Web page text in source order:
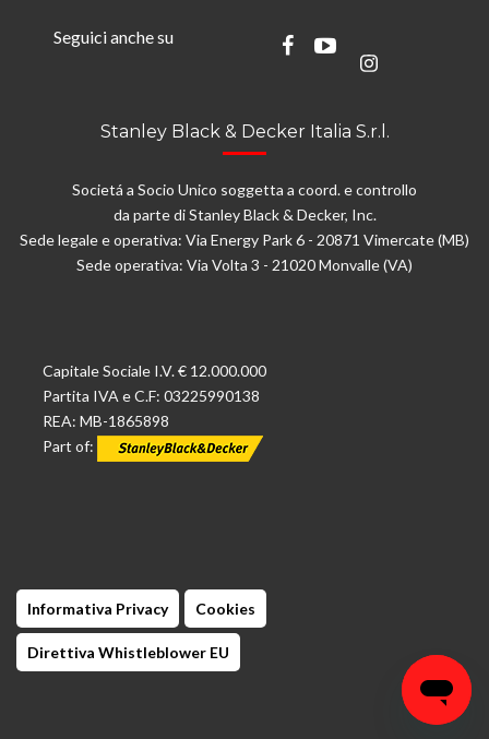
Seguici anche su
Stanley Black & Decker Italia S.r.l.
Societá a Socio Unico soggetta a coord. e controllo
da parte di Stanley Black & Decker, Inc.
Sede legale e operativa: Via Energy Park 6 - 20871 Vimercate (MB)
Sede operativa: Via Volta 3 - 21020 Monvalle (VA)
Capitale Sociale I.V. € 12.000.000
Partita IVA e C.F: 03225990138
REA: MB-1865898
Part of:
Informativa Privacy Cookies
Direttiva Whistleblower EU